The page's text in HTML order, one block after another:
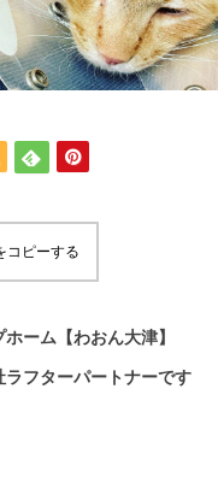
コピーする
ーム【わおん大津】
ラフターパートナーです